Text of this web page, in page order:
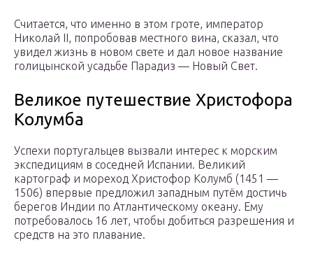
Считается, что именно в этом гроте, император
Николай II, попробовав местного вина, сказал, что
увидел жизнь в новом свете и дал новое название
голицынской усадьбе Парадиз — Новый Свет.
Великое путешествие Христофора
Колумба
Успехи португальцев вызвали интерес к морским
экспедициям в соседней Испании. Великий
картограф и мореход Христофор Колумб (1451 —
1506) впервые предложил западным путём достичь
берегов Индии по Атлантическому океану. Ему
потребовалось 16 лет, чтобы добиться разрешения и
средств на это плавание.